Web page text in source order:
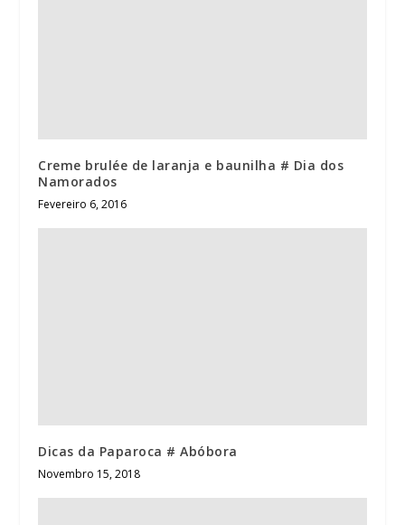
Creme brulée de laranja e baunilha # Dia dos
Namorados
Fevereiro 6, 2016
Dicas da Paparoca # Abóbora
Novembro 15, 2018